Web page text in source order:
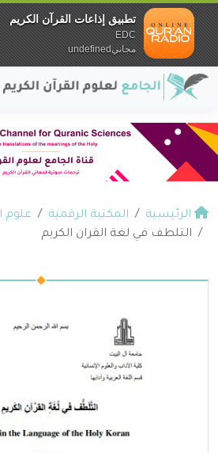
الرئيسية المكتبة الرقمية علوم
التلطف في لغة القران الكريم
تطبيق إذاعات القرآن الكريم
EDC
مجانيundefined